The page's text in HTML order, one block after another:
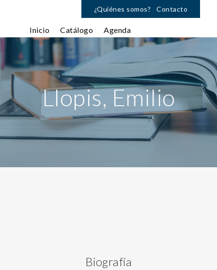
¿Quiénes somos? Contacto
Inicio Catálogo Agenda
Llopis, Emilio
Biografía